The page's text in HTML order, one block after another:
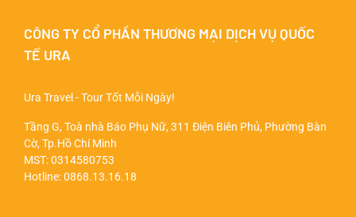
CÔNG TY CỔ PHẦN THƯƠNG MẠI DỊCH VỤ QUỐC
TẾ URA
Ura Travel - Tour Tốt Mỗi Ngày!
Tầng G, Toà nhà Báo Phụ Nữ, 311 Điện Biên Phủ, Phường Bàn
Cờ, Tp.Hồ Chí Minh
MST: 0314580753
Hotline:0868.13.16.18